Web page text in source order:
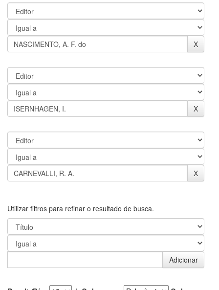
Utilizar filtros para refinar o resultado de busca.